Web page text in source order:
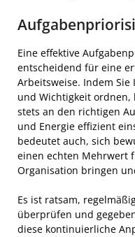
Eine effektive
entscheidend für eine
Arbeitsweise. Indem
und Wichtigkeit ordnen,
stets an den richtigen
und Energie effizient
bedeutet auch, sich
einen echten Mehrwert
Organisation bringen
Es ist ratsam,
überprüfen und
diese kontinuierliche